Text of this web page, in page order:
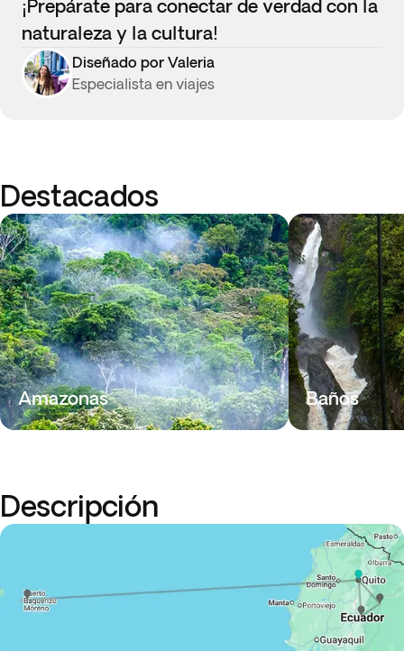
¡Prepárate para conectar de verdad con la
naturaleza y la cultura!
Diseñado por Valeria
Especialista en viajes
Destacados
Amazonas Baños
Descripción